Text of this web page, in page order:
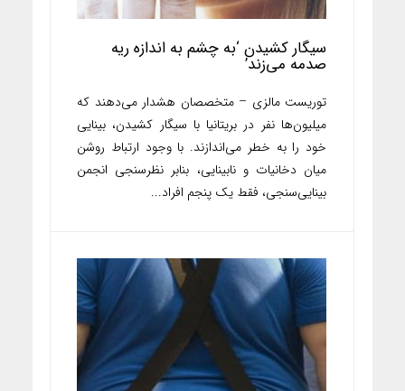
سیگار کشیدن ‘به چشم‌ به اندازه‌ ریه
صدمه می‌زند’
توریست مالزی – متخصصان هشدار می‌دهند که
میلیون‌ها نفر در بریتانیا با سیگار کشیدن، بینایی
خود را به خطر می‌اندازند. با وجود ارتباط روشن
میان دخانیات و نابینایی، بنابر نظر‌سنجی انجمن
بینایی‌سنجی، فقط یک پنجم افراد...